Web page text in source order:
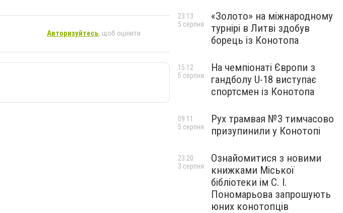
Авторизуйтесь, щоб оцінити
«Золото» на міжнародному
турнірі в Литві здобув
борець із Конотопа
23:13
5 серпня
На чемпіонаті Європи з
гандболу U-18 виступає
спортсмен із Конотопа
15:12
5 серпня
Рух трамвая №3 тимчасово
призупинили у Конотопі
09:11
5 серпня
Ознайомитися з новими
книжками Міської
бібліотеки ім С. І.
Пономарьова запрошують
юних конотопців
23:20
3 серпня